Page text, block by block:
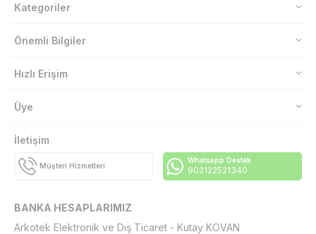
Kategoriler
Önemli Bilgiler
Hızlı Erişim
Üye
İletişim
Müşteri Hizmetleri
Whatsapp Destek
902122521340
BANKA HESAPLARIMIZ
Arkotek Elektronik ve Dış Ticaret - Kutay KOVAN